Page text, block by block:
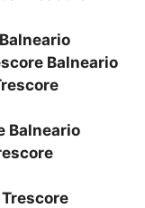
Balneario
Balneario
Trescore